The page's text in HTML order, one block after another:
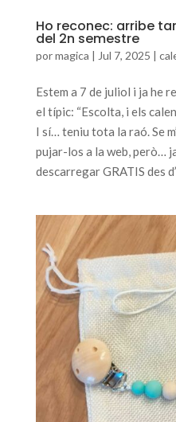
Ho reconec: arribe
del 2n semestre
pormagica | Jul 7, 2025 |
Estem a 7 de juliol i ja he
el típic: “Escolta, i els
I sí… teniu tota la raó. Se
pujar-los a la web, però…
descarregar GRATIS des